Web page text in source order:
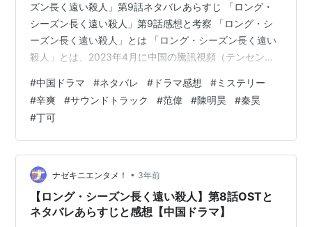
ズン長く遠い殺人」第9話ネタバレあらすじ 「ロング・
シーズン長く遠い殺人」第9話感想と考察 「ロング・シ
ーズン長く遠い殺人」とは 「ロング・シーズン長く遠い
殺人」とは、2023年4月に中国の騰訊視頻（テンセント
キッズ 隠秘之罪」の監督、辛爽（シン・シュアン）監督
作品で本国中国では圧倒的高評価を得た超人気ドラマだ
そうです。 画像引用元
https://ogre.natalie.mu/media/news/eiga/2023/1031/T
heLongSeason_20231031.jpg?imp…
#中国ドラマ #ネタバレ # ドラマ感想 #ミステリー
#辛爽 #サウンドトラック #范偉 #陳明昊 #秦昊
#丁可
ナゼキニエンタメ！ • 3年前
【ロング・シーズン長く遠い殺人】第8話OSTと
ネタバレあらすじと感想【中国ドラマ】